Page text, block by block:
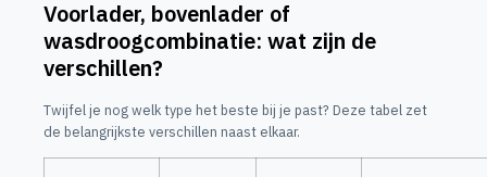
Voorlader, bovenlader of
wasdroogcombinatie: wat zijn de
verschillen?
Twijfel je nog welk type het beste bij je past? Deze tabel zet
de belangrijkste verschillen naast elkaar.